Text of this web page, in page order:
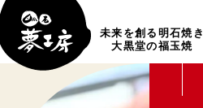
未来を創る明石焼き
大黒堂の福玉焼